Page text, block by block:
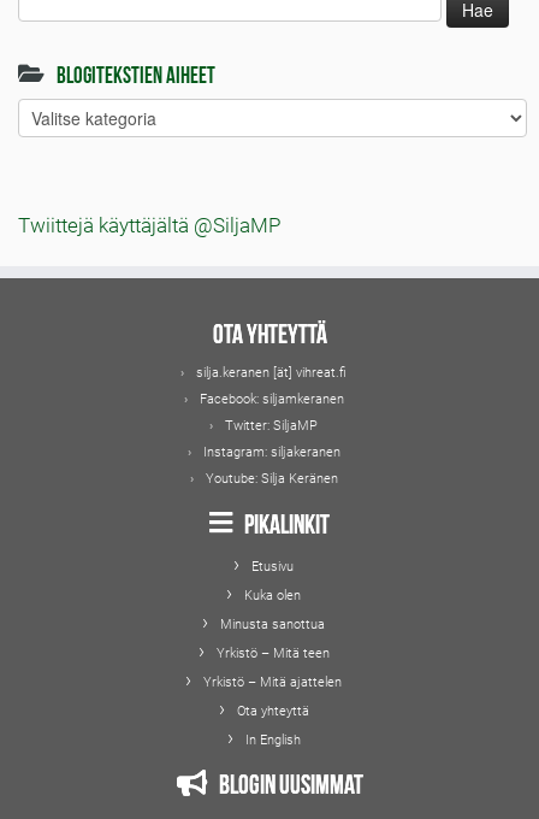
Blogitekstien aiheet
Blogitekstien
aiheet
Twiittejä käyttäjältä @SiljaMP
Ota yhteyttä
silja.keranen [ät] vihreat.fi
Facebook: siljamkeranen
Twitter: SiljaMP
Instagram: siljakeranen
Youtube: Silja Keränen
Pikalinkit
Etusivu
Kuka olen
Minusta sanottua
Yrkistö – Mitä teen
Yrkistö – Mitä ajattelen
Ota yhteyttä
In English
Blogin uusimmat